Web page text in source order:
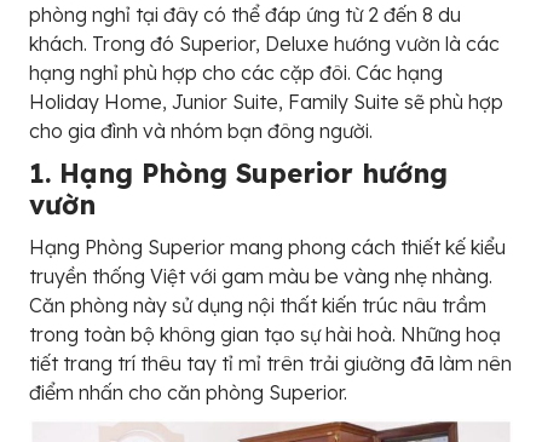
phòng nghỉ tại đây có thể đáp ứng từ 2 đến 8 du
khách. Trong đó Superior, Deluxe hướng vườn là các
hạng nghỉ phù hợp cho các cặp đôi. Các hạng
Holiday Home, Junior Suite, Family Suite sẽ phù hợp
cho gia đình và nhóm bạn đông người.
1. Hạng Phòng Superior hướng
vườn
Hạng Phòng Superior mang phong cách thiết kế kiểu
truyền thống Việt với gam màu be vàng nhẹ nhàng.
Căn phòng này sử dụng nội thất kiến trúc nâu trầm
trong toàn bộ không gian tạo sự hài hoà. Những hoạ
tiết trang trí thêu tay tỉ mỉ trên trải giường đã làm nên
điểm nhấn cho căn phòng Superior.